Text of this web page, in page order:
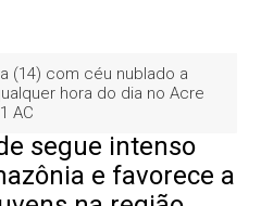
(14) com céu nublado a
hora do dia no Acre
AC
segue intenso
e favorece a